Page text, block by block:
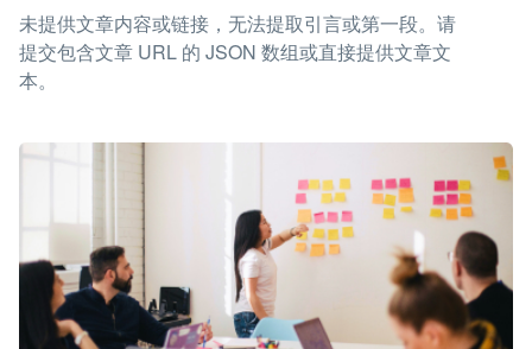
未提供文章内容或链接，无法提取引言或第一段。请
提交包含文章 URL 的 JSON 数组或直接提供文章文
本。